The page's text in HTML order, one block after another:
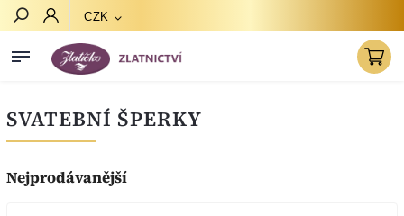
CZK
SVATEBNÍ ŠPERKY
Nejprodávanější